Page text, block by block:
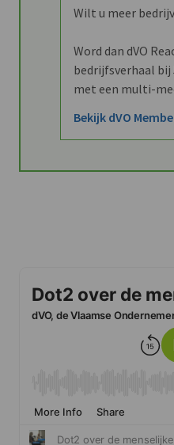
Wilt u meer
Word dan dVO
bedrijfsverhaal bij
met een multi-
Bekijk dVO